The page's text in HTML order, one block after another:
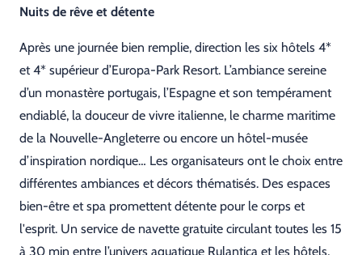
Nuits de rêve et détente
Après une journée bien remplie, direction les six hôtels 4*
et 4* supérieur d’Europa-Park Resort. L’ambiance sereine
d’un monastère portugais, l’Espagne et son tempérament
endiablé, la douceur de vivre italienne, le charme maritime
de la Nouvelle-Angleterre ou encore un hôtel-musée
d’inspiration nordique… Les organisateurs ont le choix entre
différentes ambiances et décors thématisés. Des espaces
bien-être et spa promettent détente pour le corps et
l'esprit. Un service de navette gratuite circulant toutes les 15
à 30 min entre l’univers aquatique Rulantica et les hôtels,